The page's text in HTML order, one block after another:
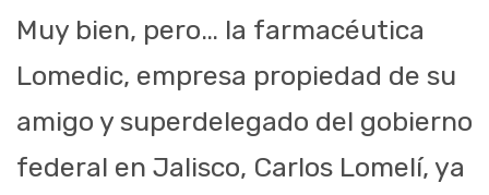
Muy bien, pero… la farmacéutica
Lomedic, empresa propiedad de su
amigo y superdelegado del gobierno
federal en Jalisco, Carlos Lomelí, ya